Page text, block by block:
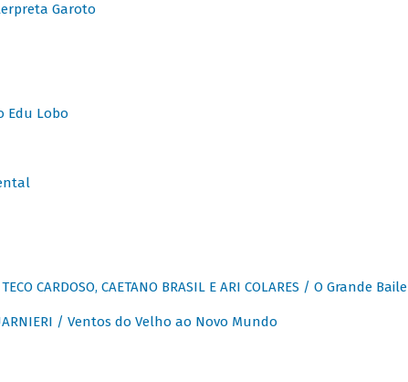
Garoto
Edu Lobo
CARDOSO, CAETANO BRASIL E ARI COLARES / O Grande Baile
/ Ventos do Velho ao Novo Mundo